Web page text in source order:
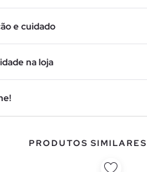
e cuidado
na loja
PRODUTOS SIMILARES